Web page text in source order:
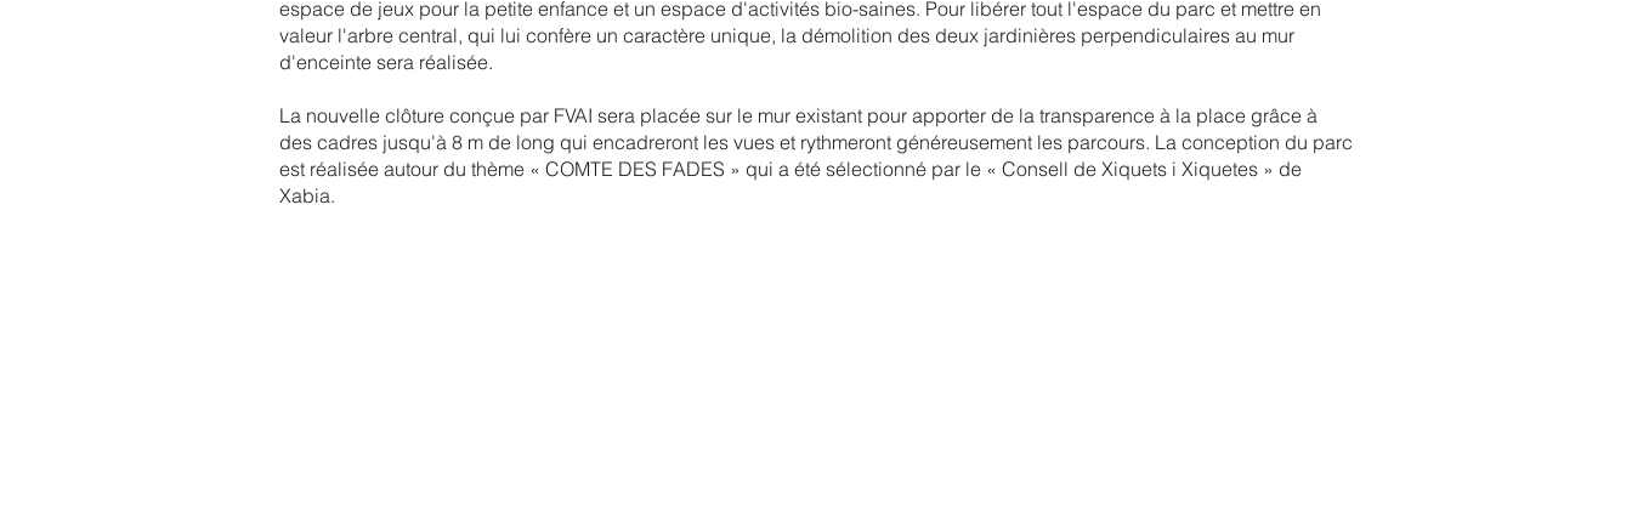
espace de jeux pour la petite enfance et un espace d'activités bio-saines. Pour libérer tout l'espace du parc et mettre en
valeur l'arbre central, qui lui confère un caractère unique, la démolition des deux jardinières perpendiculaires au mur
d'enceinte sera réalisée.
La nouvelle clôture conçue par FVAI sera placée sur le mur existant pour apporter de la transparence à la place grâce à
des cadres jusqu'à 8 m de long qui encadreront les vues et rythmeront généreusement les parcours. La conception du parc
est réalisée autour du thème « COMTE DES FADES » qui a été sélectionné par le « Consell de Xiquets i Xiquetes » de
Xabia.